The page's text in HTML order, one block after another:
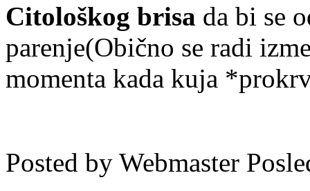
Citološkog brisa da bi se
parenje(Obično se radi
momenta kada kuja
Posted by Webmaster